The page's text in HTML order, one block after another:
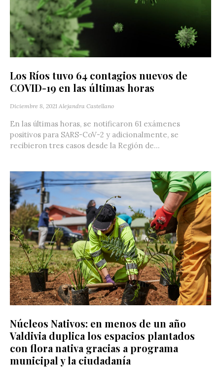
Los Ríos tuvo 64 contagios nuevos de
COVID-19 en las últimas horas
Diciembre 8, 2021 Alejandra Castellano
En las últimas horas, se notificaron 61 exámenes
positivos para SARS-CoV-2 y adicionalmente, se
recibieron tres casos desde la Región de...
Núcleos Nativos: en menos de un año
Valdivia duplica los espacios plantados
con flora nativa gracias a programa
municipal y la ciudadanía